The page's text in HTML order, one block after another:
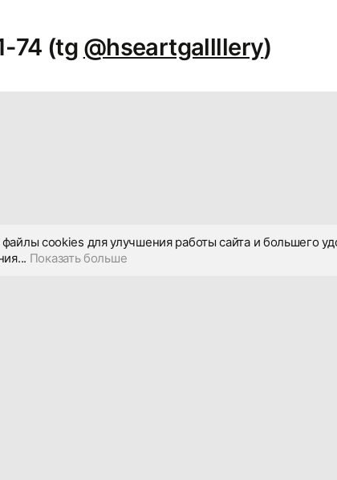
74 (tg @hseartgallllery)
cookies для улучшения работы сайта и большего
Показать больше